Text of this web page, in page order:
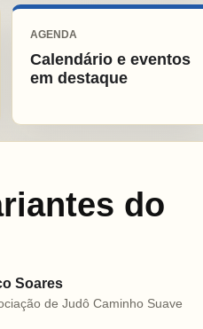
AGENDA
Calendário e eventos
em destaque
do
Soares
de Judô Caminho Suave